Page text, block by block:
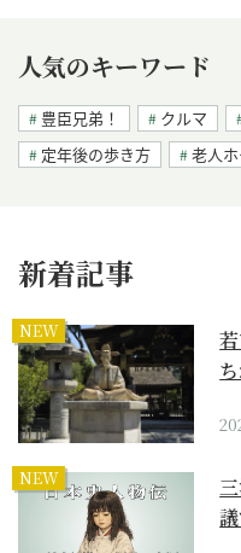
人気のキーワード
豊臣兄弟！ クルマ
定年後の歩き方
老人
新着記事
NEW
NEW